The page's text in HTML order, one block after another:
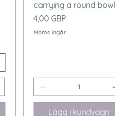
carrying a round bowl
Pris
4,00 GBP
Moms ingår
Lägg i kundvagn